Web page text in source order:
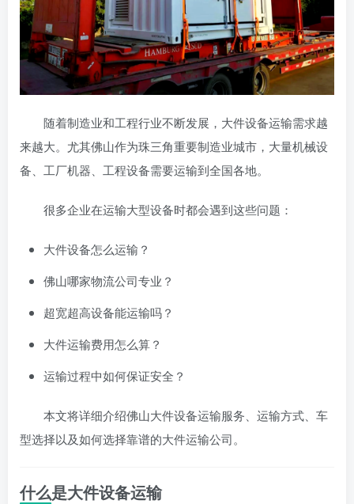
随着制造业和工程行业不断发展，大件设备运输需求越
来越大。尤其佛山作为珠三角重要制造业城市，大量机械设
备、工厂机器、工程设备需要运输到全国各地。
很多企业在运输大型设备时都会遇到这些问题：
大件设备怎么运输？
佛山哪家物流公司专业？
超宽超高设备能运输吗？
大件运输费用怎么算？
运输过程中如何保证安全？
本文将详细介绍佛山大件设备运输服务、运输方式、车
型选择以及如何选择靠谱的大件运输公司。
什么是大件设备运输